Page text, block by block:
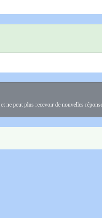
ne peut plus recevoir de nouvelles